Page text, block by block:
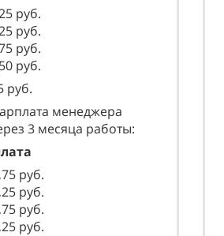
руб.
руб.
руб.
руб.
руб.
менеджера
3 месяца работы:
руб.
руб.
руб.
руб.